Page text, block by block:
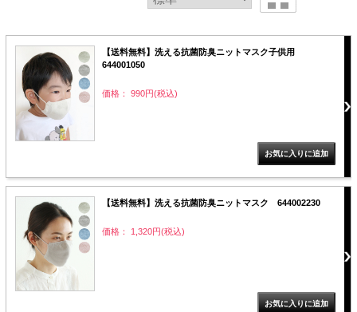
LINE@お友だち登録で
brand site
【送料無料】洗える抗菌防臭ニットマスク子供用
644001050
価格： 990円(税込)
【送料無料】洗える抗菌防臭ニットマスク 644002230
価格： 1,320円(税込)